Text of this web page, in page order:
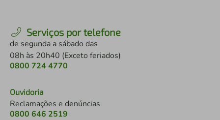
Serviços por telefone
de segunda a sábado das
08h às 20h40 (Exceto feriados)
0800 724 4770
Ouvidoria
Reclamações e denúncias
0800 646 2519